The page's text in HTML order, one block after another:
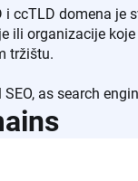
ccTLD domena je
ili organizacije
tržištu.
as search